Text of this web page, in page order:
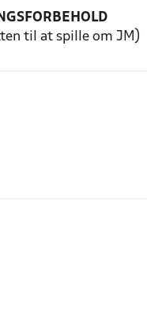
til at spille om JM)